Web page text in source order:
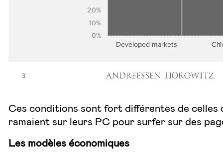
Ces conditions sont fort différentes de celles
ramaient sur leurs PC pour surfer sur des
Les modèles économiques